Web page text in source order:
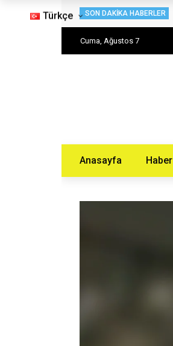
SON DAKIKA HABERLER
Cuma, Ağustos 7
Anasayfa Haber
Türkçe